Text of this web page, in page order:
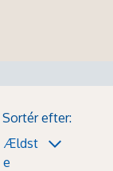
Sortér efter:
Ældst
e